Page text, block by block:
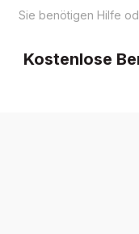
Sie benötigen Hilfe
Kostenlose